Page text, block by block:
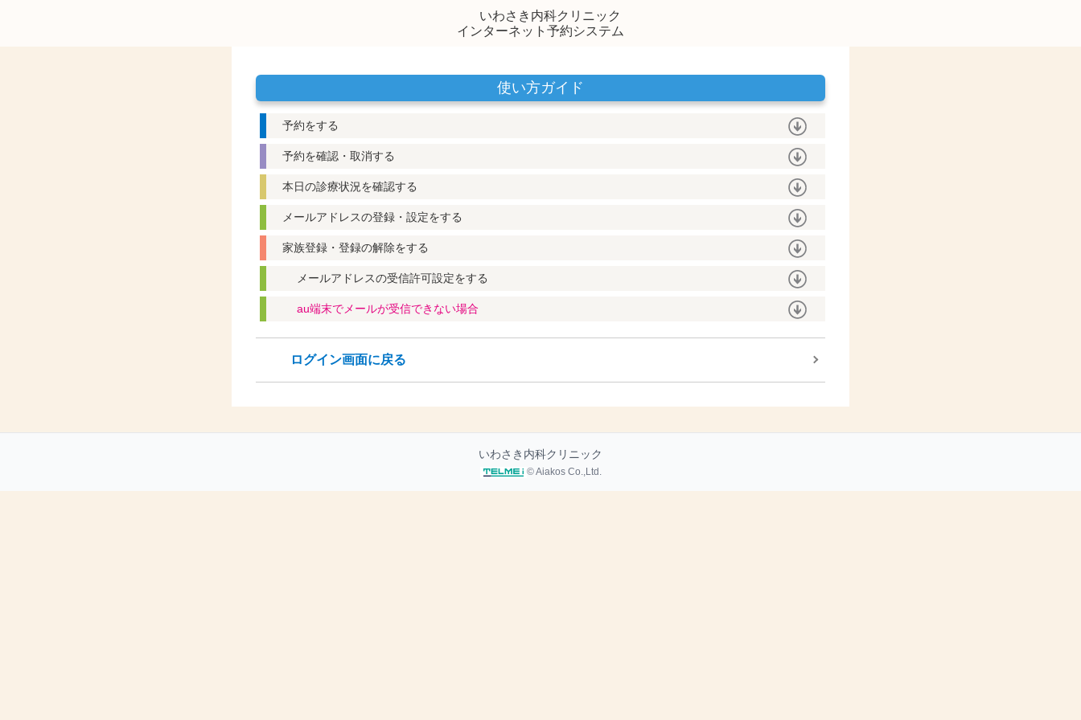
いわさき内科クリニック
インターネット予約システム
使い方ガイド
予約をする
予約を確認・取消する
本日の診療状況を確認する
メールアドレスの登録・設定をする
家族登録・登録の解除をする
メールアドレスの受信許可設定をする
au端末でメールが受信できない場合
ログイン画面に戻る
いわさき内科クリニック
© Aiakos Co.,Ltd.